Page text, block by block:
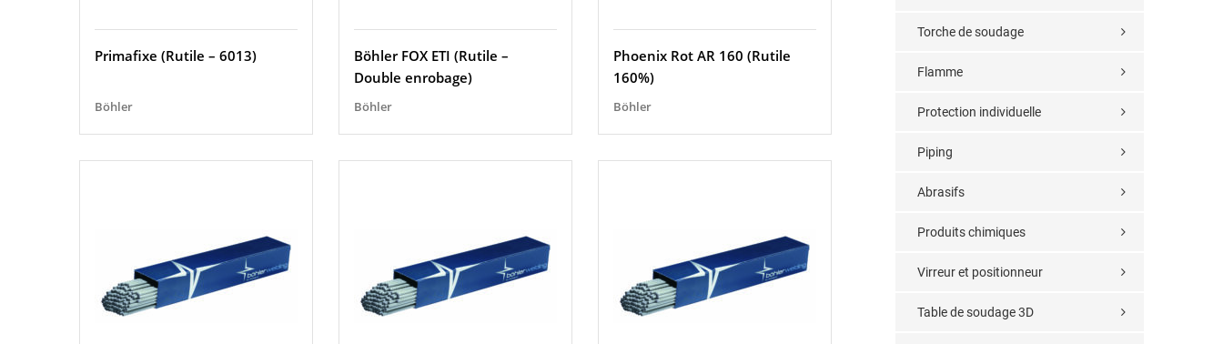
Torche de soudage
Flamme
Protection individuelle
Piping
Abrasifs
Produits chimiques
Virreur et positionneur
Table de soudage 3D
Primafixe (Rutile – 6013)
Böhler
Böhler FOX ETI (Rutile –
Double enrobage)
Böhler
Phoenix Rot AR 160 (Rutile
160%)
Böhler